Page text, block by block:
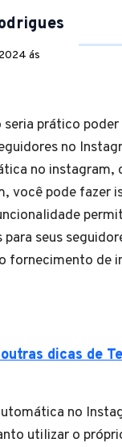
ás
prático
no
no instagram,
você pode fazer
seus
fornecimento de
dicas de
no
utilizar o